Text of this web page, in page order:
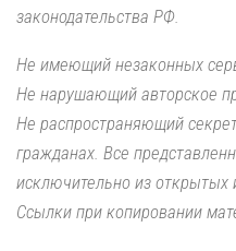
законодательства РФ.
Не имеющий незаконных
Не нарушающий авторское
Не распространяющий
гражданах. Все
исключительно из открытых
Ссылки при копировании